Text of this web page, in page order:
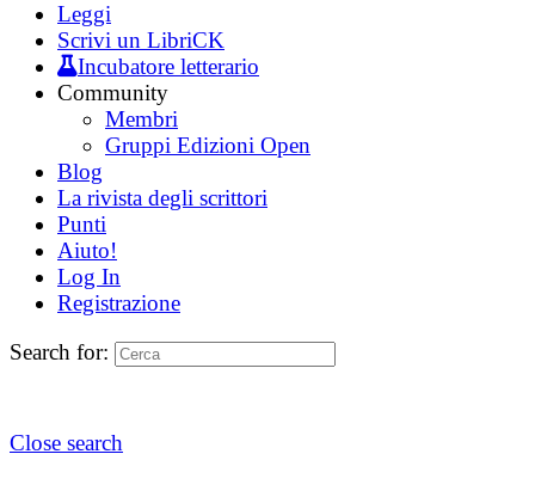
Leggi
Scrivi un LibriCK
Incubatore letterario
Community
Membri
Gruppi Edizioni Open
Blog
La rivista degli scrittori
Punti
Aiuto!
Log In
Registrazione
Search for:
Close search